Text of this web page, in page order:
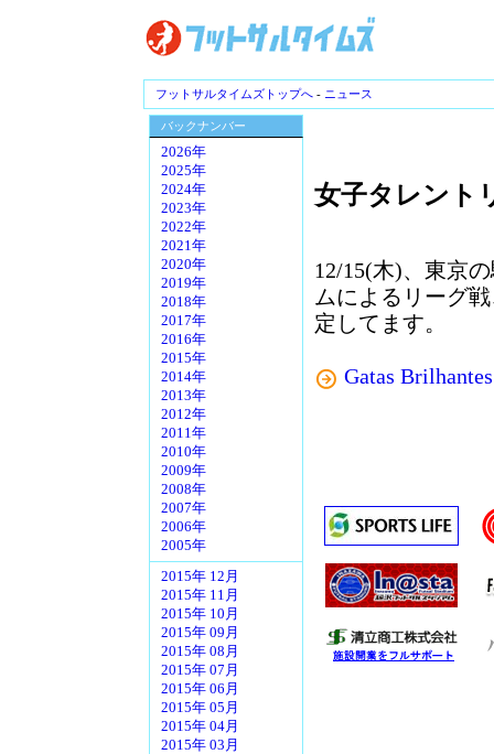
フットサルタイムズトップへ - ニュース
バックナンバー
2026年
2025年
2024年
2023年
2022年
2021年
2020年
2019年
2018年
2017年
2016年
2015年
2014年
2013年
2012年
2011年
2010年
2009年
2008年
2007年
2006年
2005年
2015年 12月
2015年 11月
2015年 10月
2015年 09月
2015年 08月
2015年 07月
2015年 06月
2015年 05月
2015年 04月
2015年 03月
女子タレント
12/15(木)、東京
ムによるリーグ
定してます。
Gatas